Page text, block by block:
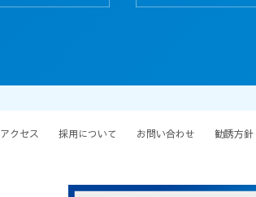
アクセス 採用について お問い合わせ 勧誘方針